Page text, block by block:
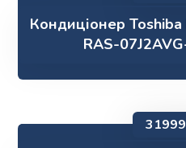
Кондиціонер
RAS-